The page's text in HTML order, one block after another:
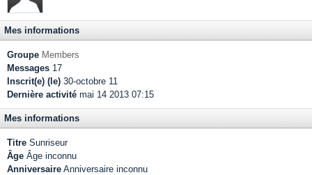
Mes informations
Groupe Members
Messages 17
Inscrit(e) (le) 30-octobre 11
Dernière activité mai 14 2013 07:15
Mes informations
Titre Sunriseur
Âge Âge inconnu
Anniversaire Anniversaire inconnu